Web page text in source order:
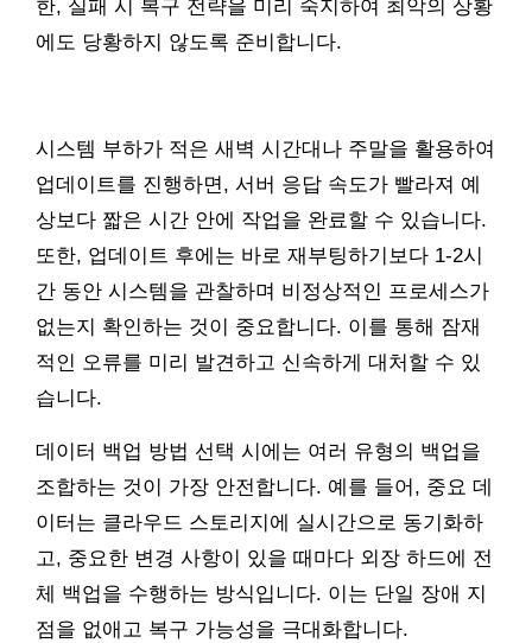
한, 실패 시 복구 전략을 미리 숙지하여 최악의 상황
에도 당황하지 않도록 준비합니다.
시스템 부하가 적은 새벽 시간대나 주말을 활용하여
업데이트를 진행하면, 서버 응답 속도가 빨라져 예
상보다 짧은 시간 안에 작업을 완료할 수 있습니다.
또한, 업데이트 후에는 바로 재부팅하기보다 1-2시
간 동안 시스템을 관찰하며 비정상적인 프로세스가
없는지 확인하는 것이 중요합니다. 이를 통해 잠재
적인 오류를 미리 발견하고 신속하게 대처할 수 있
습니다.
데이터 백업 방법 선택 시에는 여러 유형의 백업을
조합하는 것이 가장 안전합니다. 예를 들어, 중요 데
이터는 클라우드 스토리지에 실시간으로 동기화하
고, 중요한 변경 사항이 있을 때마다 외장 하드에 전
체 백업을 수행하는 방식입니다. 이는 단일 장애 지
점을 없애고 복구 가능성을 극대화합니다.